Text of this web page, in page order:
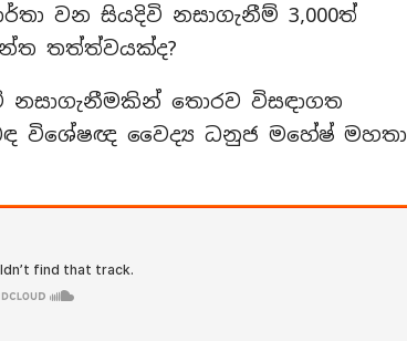
වන සියදිවි නසාගැනීම් 3,000ත්
තත්ත්වයක්ද?
නසාගැනීමකින් තොරව විසඳාගත
විශේෂඥ වෛද්‍ය ධනුජ මහේෂ් මහතා